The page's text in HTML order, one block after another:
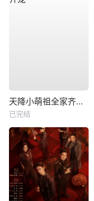
天降小萌祖全家齐齐宠
已完结